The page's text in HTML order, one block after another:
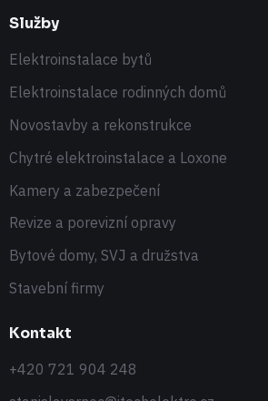
Služby
Elektroinstalace bytů
Elektroinstalace rodinných domů
Novostavby a rekonstrukce
Chytré elektroinstalace a Loxone
Kamery a zabezpečení
Revize a porevizní opravy
Bytové domy, SVJ a družstva
Stavební firmy
Kontakt
+420 721 904 248